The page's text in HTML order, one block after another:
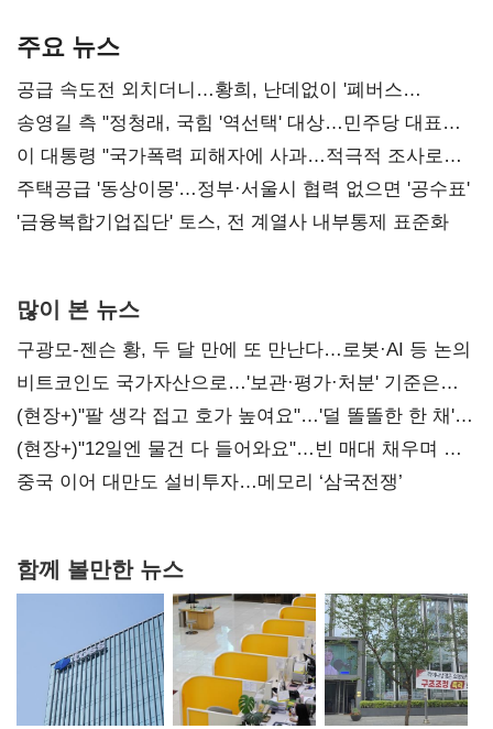
주요 뉴스
공급 속도전 외치더니…황희, 난데없이 '폐버스
리모델링' 제안
송영길 측 "정청래, 국힘 '역선택' 대상…민주당 대표로
총선 지휘 못해"
이 대통령 "국가폭력 피해자에 사과…적극적 조사로
진실 밝혀야"
주택공급 '동상이몽'…정부·서울시 협력 없으면 '공수표'
'금융복합기업집단' 토스, 전 계열사 내부통제 표준화
많이 본 뉴스
구광모-젠슨 황, 두 달 만에 또 만난다…로봇·AI 등 논의
비트코인도 국가자산으로…'보관·평가·처분' 기준은
숙제
(현장+)"팔 생각 접고 호가 높여요"…'덜 똘똘한 한 채'
20억 키맞추기
(현장+)"12일엔 물건 다 들어와요"…빈 매대 채우며 문
연 홈플러스
중국 이어 대만도 설비투자…메모리 ‘삼국전쟁’
함께 볼만한 뉴스